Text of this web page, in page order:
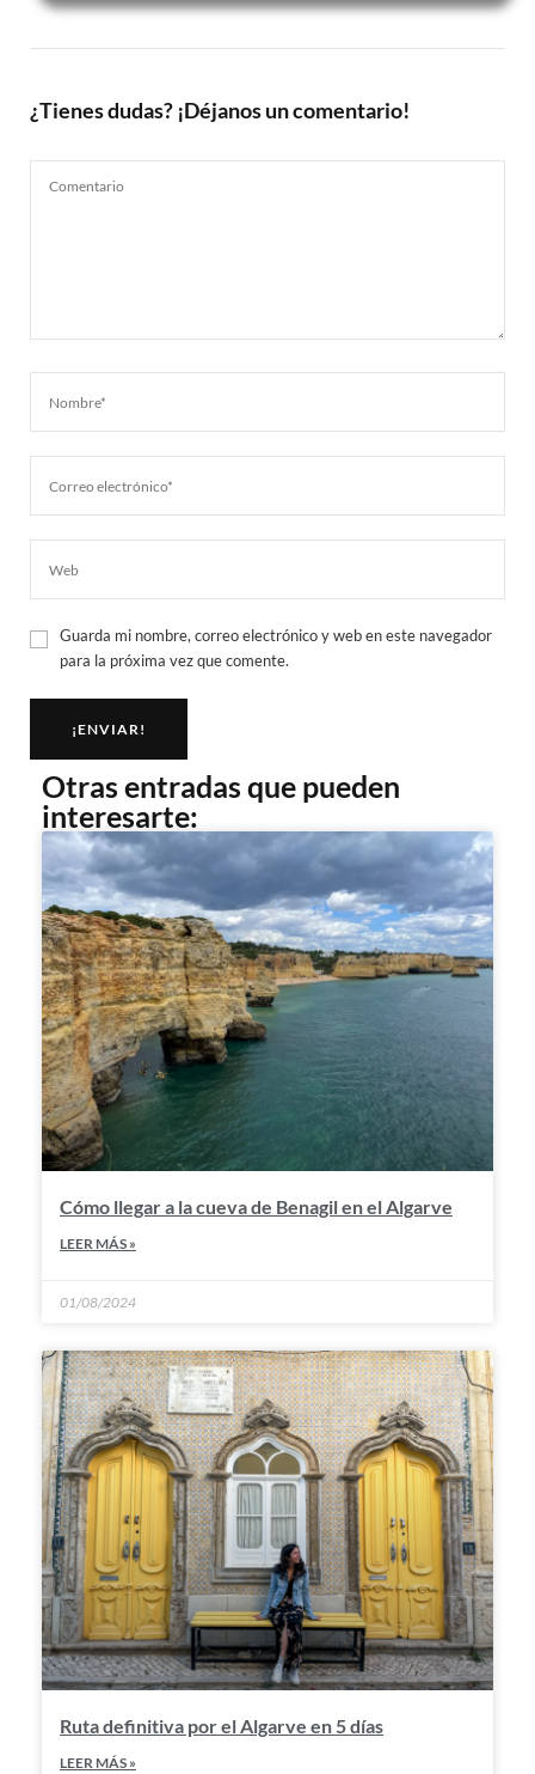
¿Tienes dudas? ¡Déjanos un comentario!
Guarda mi nombre, correo electrónico y web en este navegador
para la próxima vez que comente.
Otras entradas que pueden
interesarte:
Cómo llegar a la cueva de Benagil en el Algarve
LEER MÁS »
01/08/2024
Ruta definitiva por el Algarve en 5 días
LEER MÁS »